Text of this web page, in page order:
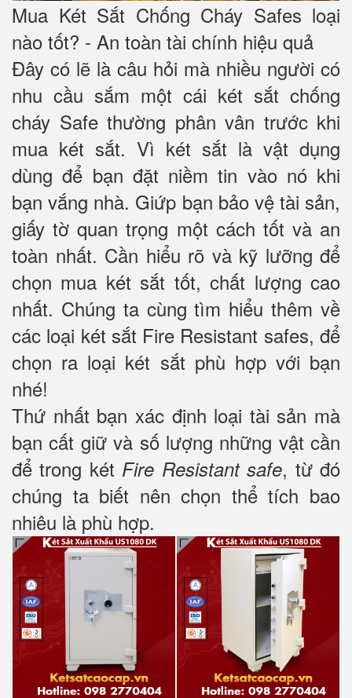
Mua Két Sắt Chống Cháy Safes loại
nào tốt? - An toàn tài chính hiệu quả
Đây có lẽ là câu hỏi mà nhiều người có
nhu cầu sắm một cái két sắt chống
cháy Safe thường phân vân trước khi
mua két sắt. Vì két sắt là vật dụng
dùng để bạn đặt niềm tin vào nó khi
bạn vắng nhà. Giứp bạn bảo vệ tài sản,
giấy tờ quan trọng một cách tốt và an
toàn nhất. Cần hiểu rõ và kỹ lưỡng để
chọn mua két sắt tốt, chất lượng cao
nhất. Chúng ta cùng tìm hiểu thêm về
các loại két sắt Fire Resistant safes, để
chọn ra loại két sắt phù hợp với bạn
nhé!
Thứ nhất bạn xác định loại tài sản mà
bạn cất giữ và số lượng những vật cần
để trong két Fire Resistant safe, từ đó
chúng ta biết nên chọn thể tích bao
nhiêu là phù hợp.